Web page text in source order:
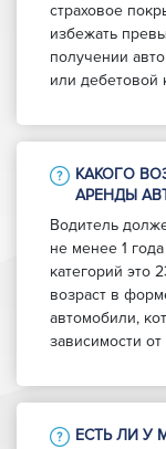
страховое
избежать
получении
или дебетовой
КАКОГО
АРЕНДЫ
Водитель
не менее 1
категорий это
возраст в
автомобили,
зависимости
ЕСТЬ ЛИ У